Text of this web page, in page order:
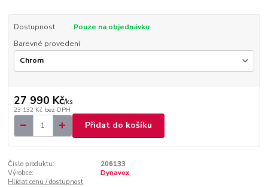
Dostupnost
Pouze na objednávku
Barevné provedení
27 990 Kč/ks
23 132 Kč bez DPH
Přidat do košíku
Číslo produktu:
206133
Výrobce:
Dynavox
Hlídat cenu / dostupnost